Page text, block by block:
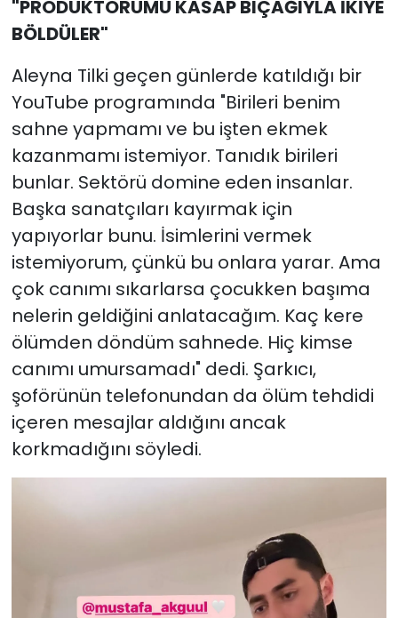
"PRODÜKTÖRÜMÜ KASAP BIÇAĞIYLA İKİYE
BÖLDÜLER"
Aleyna Tilki geçen günlerde katıldığı bir
YouTube programında "Birileri benim
sahne yapmamı ve bu işten ekmek
kazanmamı istemiyor. Tanıdık birileri
bunlar. Sektörü domine eden insanlar.
Başka sanatçıları kayırmak için
yapıyorlar bunu. İsimlerini vermek
istemiyorum, çünkü bu onlara yarar. Ama
çok canımı sıkarlarsa çocukken başıma
nelerin geldiğini anlatacağım. Kaç kere
ölümden döndüm sahnede. Hiç kimse
canımı umursamadı" dedi. Şarkıcı,
şoförünün telefonundan da ölüm tehdidi
içeren mesajlar aldığını ancak
korkmadığını söyledi.